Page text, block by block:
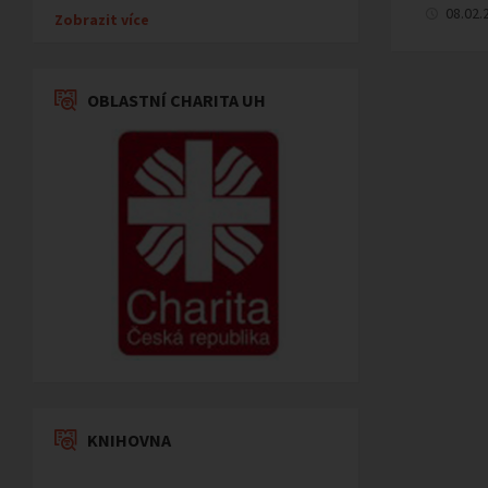
Zobrazit více
OBLASTNÍ CHARITA UH
KNIHOVNA